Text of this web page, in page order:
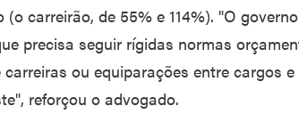
(o carreirão, de 55% e 114%). "O
precisa seguir rígidas normas
ou equiparações entre cargos
reforçou o advogado.